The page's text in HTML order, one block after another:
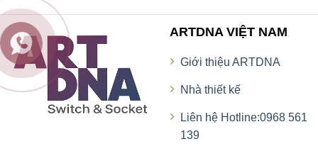
ARTDNA VIỆT NAM
Giới thiệu ARTDNA
Nhà thiết kế
Liên hệ Hotline:0968 561
139